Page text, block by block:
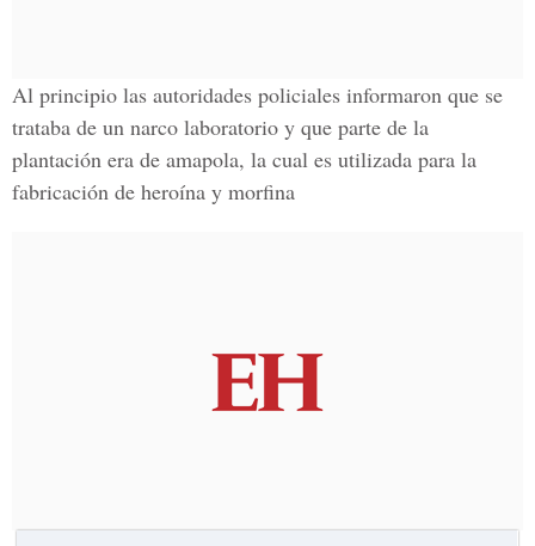
Al principio las autoridades policiales informaron que se
trataba de un narco laboratorio y que parte de la
plantación era de amapola, la cual es utilizada para la
fabricación de heroína y morfina